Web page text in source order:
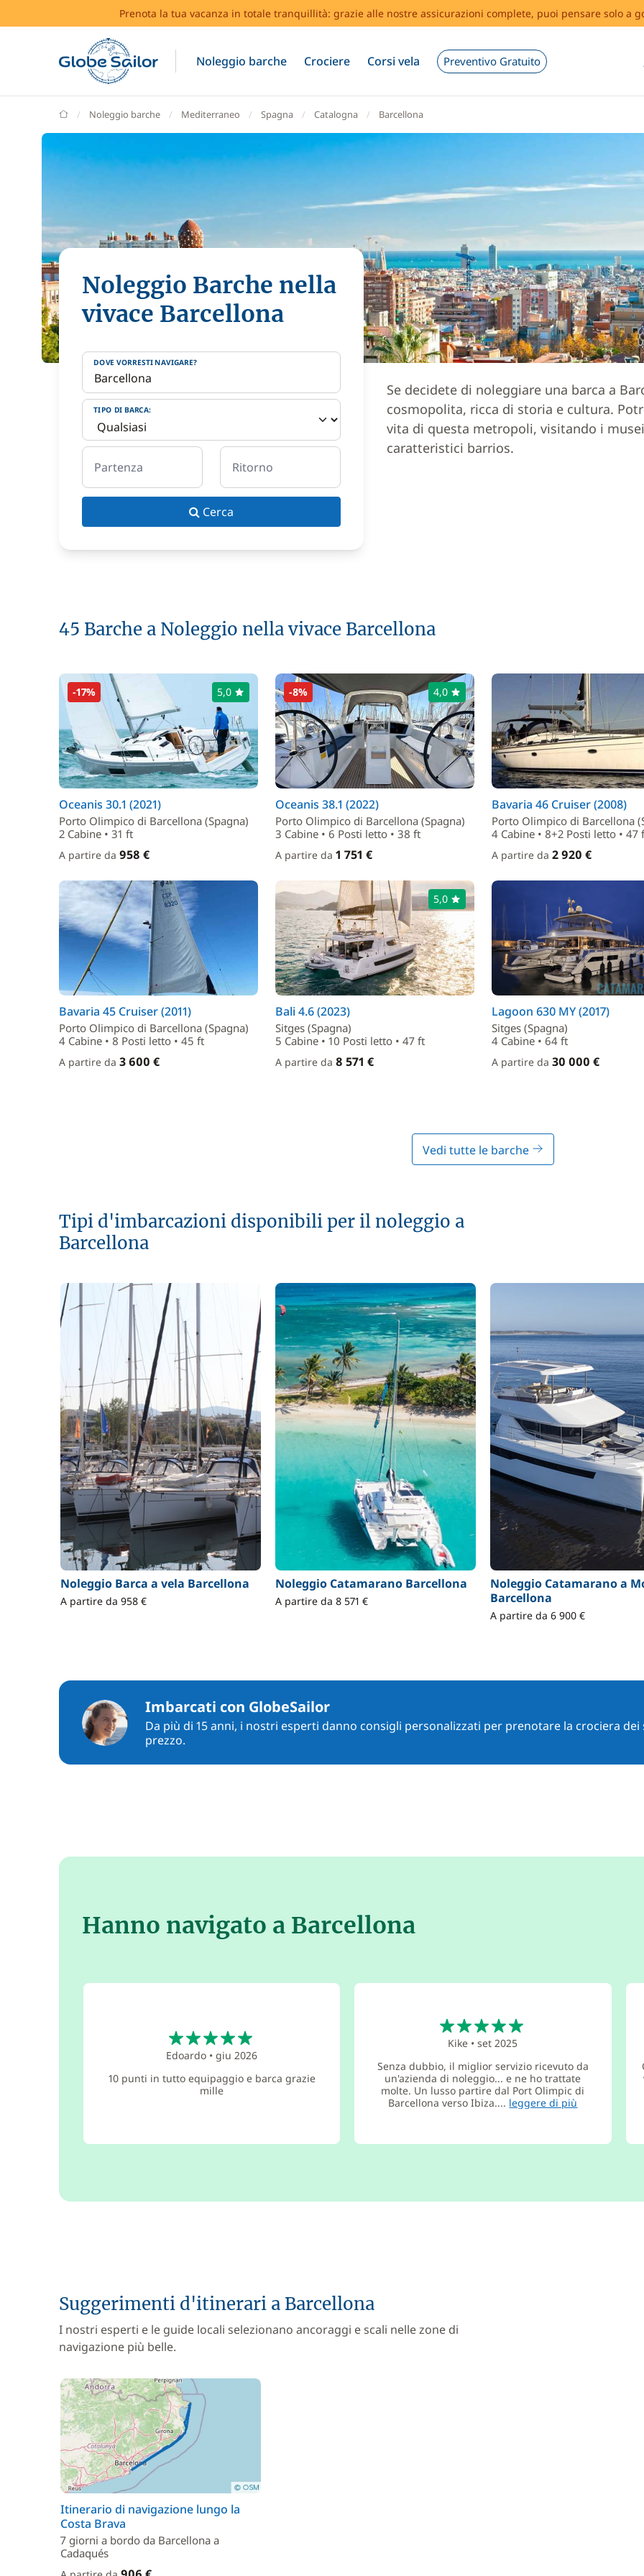
Prenota la tua vacanza in totale tranquillità: grazie alle nostre assicurazioni complete, puoi pensare solo a
Noleggio barche Crociere Corsi vela Preventivo Gratuito
GlobeSailor
Noleggio barche Mediterraneo Spagna Catalogna Barcellona
Noleggio Barche nella
vivace Barcellona
DOVE VORRESTI NAVIGARE?
TIPO DI BARCA:
Partenza Ritorno
Cerca
Se decidete di noleggiare una barca a
cosmopolita, ricca di storia e cultura.
vita di questa metropoli, visitando i
caratteristici barrios.
45 Barche a Noleggio nella vivace Barcellona
-17% 5,0
Oceanis 30.1 (2021)
Porto Olimpico di Barcellona (Spagna)
2 Cabine • 31 ft
A partire da 958 €
-8% 4,0
Oceanis 38.1 (2022)
Porto Olimpico di Barcellona (Spagna)
3 Cabine • 6 Posti letto • 38 ft
A partire da 1 751 €
Bavaria 46 Cruiser (2008)
Porto Olimpico di Barcellona
4 Cabine • 8+2 Posti letto • 47
A partire da 2 920 €
Bavaria 45 Cruiser (2011)
Porto Olimpico di Barcellona (Spagna)
4 Cabine • 8 Posti letto • 45 ft
A partire da 3 600 €
5,0
Bali 4.6 (2023)
Sitges (Spagna)
5 Cabine • 10 Posti letto • 47 ft
A partire da 8 571 €
Lagoon 630 MY (2017)
Sitges (Spagna)
4 Cabine • 64 ft
A partire da 30 000 €
Vedi tutte le barche
Tipi d'imbarcazioni disponibili per il noleggio a
Barcellona
Noleggio Barca a vela Barcellona
A partire da 958 €
Noleggio Catamarano Barcellona
A partire da 8 571 €
Noleggio Catamarano a
Barcellona
A partire da 6 900 €
Imbarcati con GlobeSailor
Da più di 15 anni, i nostri esperti danno consigli personalizzati per prenotare la crociera
prezzo.
Hanno navigato a Barcellona
Edoardo •giu 2026
10 punti in tutto equipaggio e barca grazie
mille
Kike •set 2025
Senza dubbio, il miglior servizio ricevuto da
un'azienda di noleggio... e ne ho trattate
molte. Un lusso partire dal Port Olimpic di
Barcellona verso Ibiza.... leggere di più
Suggerimenti d'itinerari a Barcellona
I nostri esperti e le guide locali selezionano ancoraggi e scali nelle zone di
navigazione più belle.
Itinerario di navigazione lungo la
Costa Brava
7 giorni a bordo da Barcellona a
Cadaqués